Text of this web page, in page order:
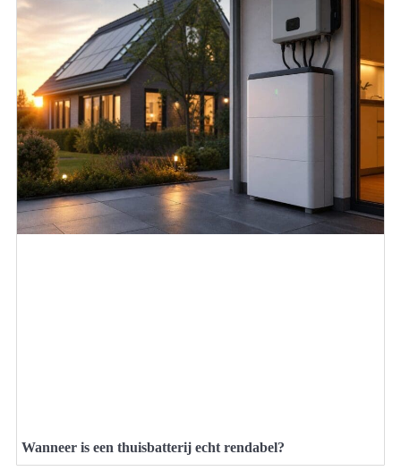
Wanneer is een thuisbatterij echt rendabel?